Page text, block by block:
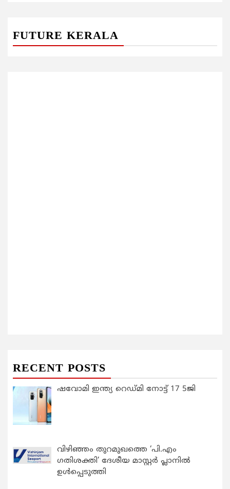
FUTURE KERALA
RECENT POSTS
ഷവോമി ഇന്ത്യ റെഡ്മി നോട്ട് 17 5ജി
വിഴിഞ്ഞം തുറമുഖത്തെ ‘പി.എം
ഗതിശക്തി’ ദേശീയ മാസ്റ്റർ പ്ലാനിൽ
ഉൾപ്പെടുത്തി